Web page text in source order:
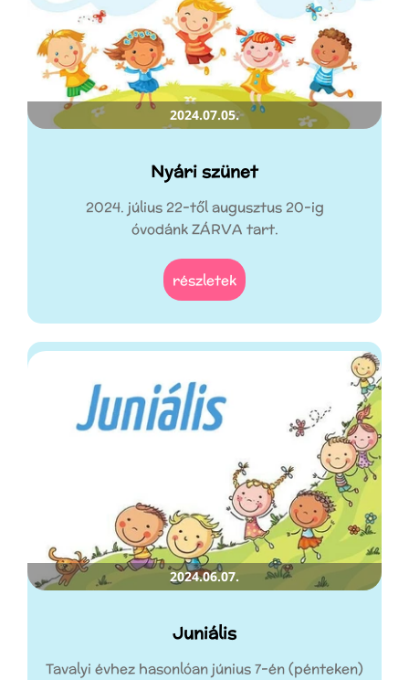
2024.07.05.
Nyári szünet
2024. július 22-től augusztus 20-ig
óvodánk ZÁRVA tart.
részletek
2024.06.07.
Juniális
Tavalyi évhez hasonlóan június 7-én (pénteken)